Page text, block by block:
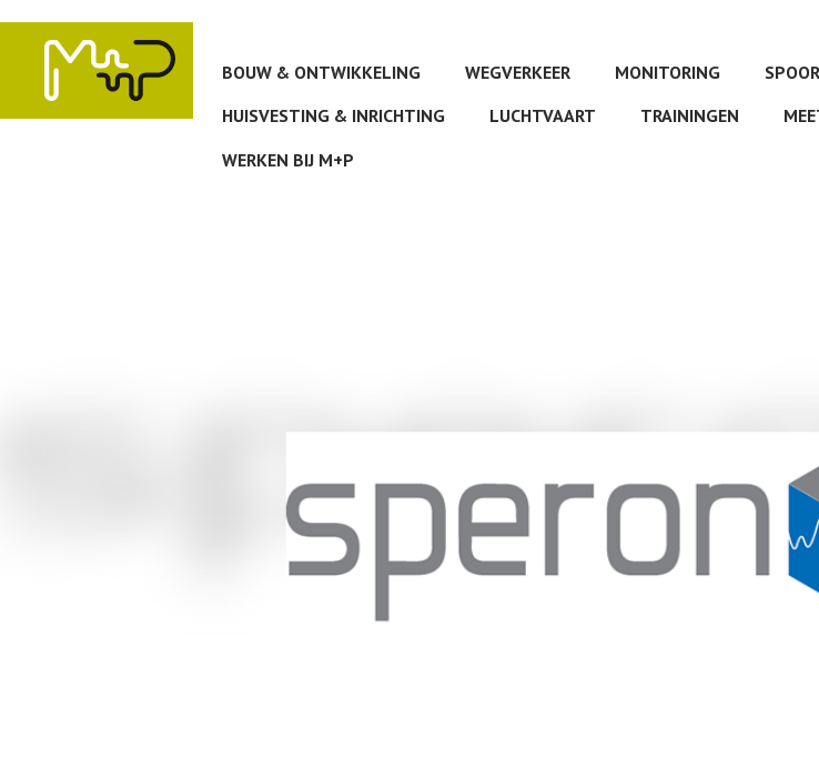
inhoud
gaan
BOUW & ONTWIKKELING WEGVERKEER MONITORING
HUISVESTING & INRICHTING
LUCHTVAART TRAININGEN
WERKEN BIJ M+P